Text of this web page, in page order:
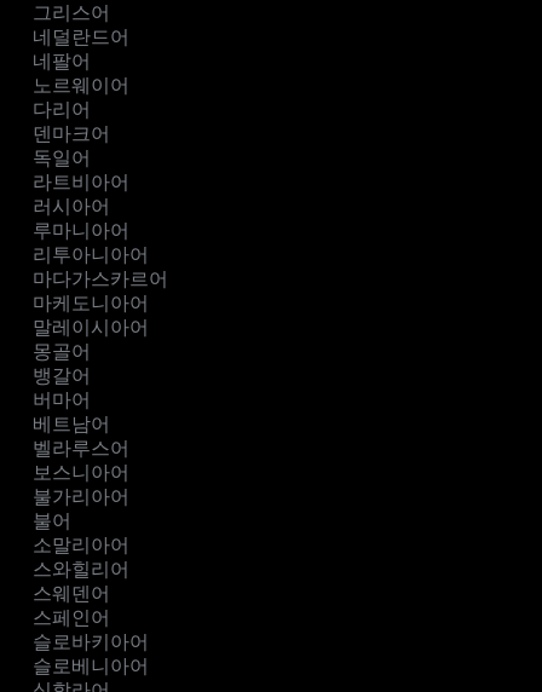
그리스어
네덜란드어
네팔어
노르웨이어
다리어
덴마크어
독일어
라트비아어
러시아어
루마니아어
리투아니아어
마다가스카르어
마케도니아어
말레이시아어
몽골어
뱅갈어
버마어
베트남어
벨라루스어
보스니아어
불가리아어
불어
소말리아어
스와힐리어
스웨덴어
스페인어
슬로바키아어
슬로베니아어